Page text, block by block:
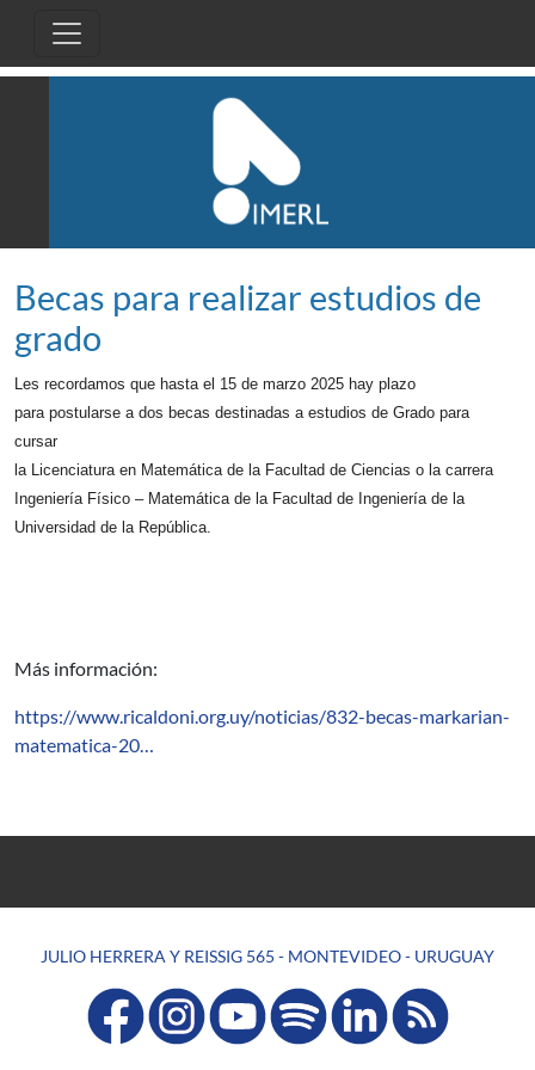
Becas para realizar estudios de
grado
Les recordamos que hasta el 15 de marzo 2025 hay plazo
para postularse a dos becas destinadas a estudios de Grado para
cursar
la Licenciatura en Matemática de la Facultad de Ciencias o la carrera
Ingeniería Físico – Matemática de la Facultad de Ingeniería de la
Universidad de la República.
Más información:
https://www.ricaldoni.org.uy/noticias/832-becas-markarian-
matematica-20…
JULIO HERRERA Y REISSIG 565 - MONTEVIDEO - URUGUAY